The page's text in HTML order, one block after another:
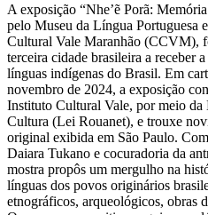
A exposição “Nhe’ẽ Porã:
pelo Museu da Língua Portuguesa
Cultural Vale Maranhão (CCVM),
terceira cidade brasileira a receber
línguas indígenas do Brasil. Em
novembro de 2024, a exposição
Instituto Cultural Vale, por meio da
Cultura (Lei Rouanet), e trouxe
original exibida em São Paulo.
Daiara Tukano e cocuradoria da
mostra propôs um mergulho na
línguas dos povos originários
etnográficos, arqueológicos, obras